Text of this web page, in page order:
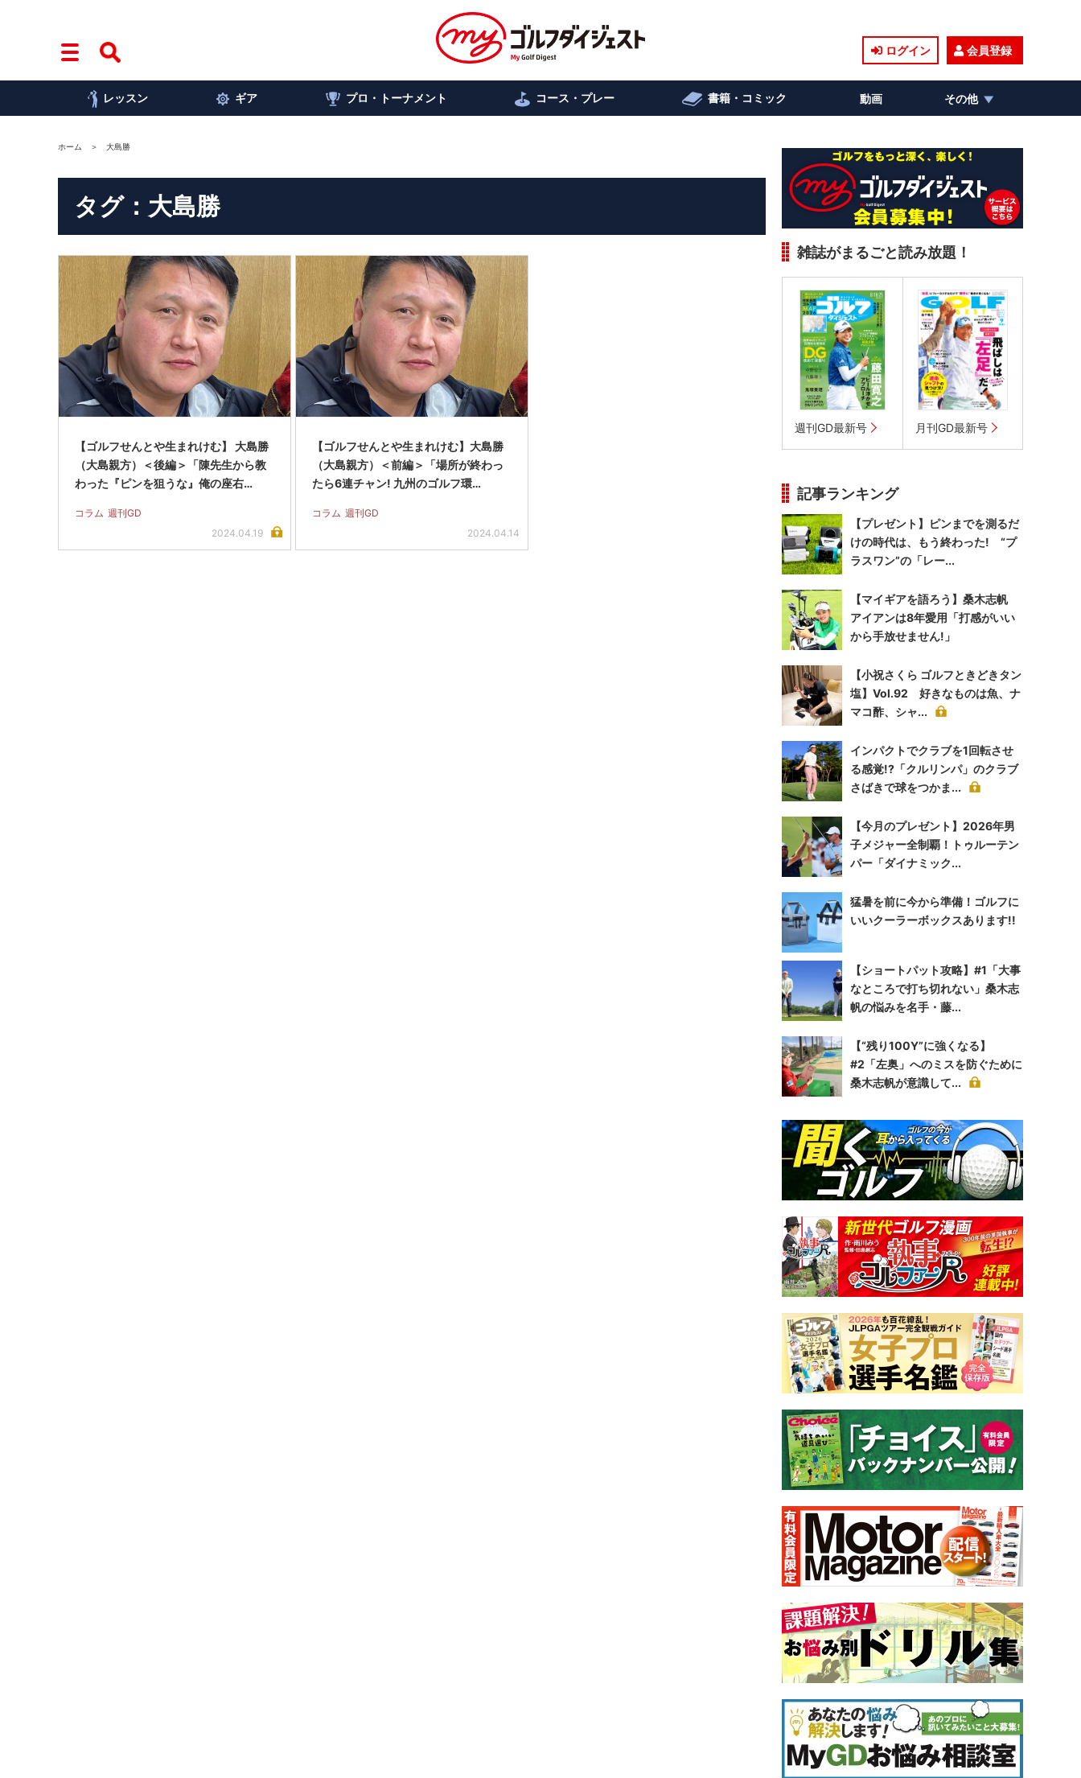
ログイン 会員登録
レッスン ギア プロ・トーナメント コース・プレー 書籍・コミック 動画 その他
ホーム 大島勝
タグ：大島勝
【ゴルフせんとや生まれけむ】 大島勝
（大島親方）＜後編＞「陳先生から教
わった『ピンを狙うな』俺の座右…
コラム 週刊GD
2024.04.19
【ゴルフせんとや生まれけむ】大島勝
（大島親方）＜前編＞「場所が終わっ
たら6連チャン! 九州のゴルフ環…
コラム 週刊GD
2024.04.14
雑誌がまるごと読み放題！
週刊GD最新号 月刊GD最新号
記事ランキング
【プレゼント】ピンまでを測るだ
けの時代は、もう終わった! “プ
ラスワン”の「レー...
【マイギアを語ろう】桑木志帆
アイアンは8年愛用「打感がいい
から手放せません!」
【小祝さくら ゴルフときどきタン
塩】Vol.92 好きなものは魚、ナ
マコ酢、シャ...
インパクトでクラブを1回転させ
る感覚!?「クルリンパ」のクラブ
さばきで球をつかま...
【今月のプレゼント】2026年男
子メジャー全制覇！トゥルーテン
パー「ダイナミック...
猛暑を前に今から準備！ゴルフに
いいクーラーボックスあります!!
【ショートパット攻略】#1「大事
なところで打ち切れない」桑木志
帆の悩みを名手・藤...
【“残り100Y”に強くなる】
#2「左奥」へのミスを防ぐために
桑木志帆が意識して...